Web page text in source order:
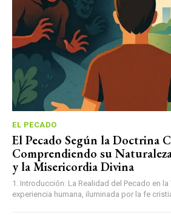
EL PECADO
El Pecado Según la Doctrina
Comprendiendo su
y la Misericordia Divina
1. Introducción: La Realidad del Pecado en la
experiencia humana, iluminada por la fe